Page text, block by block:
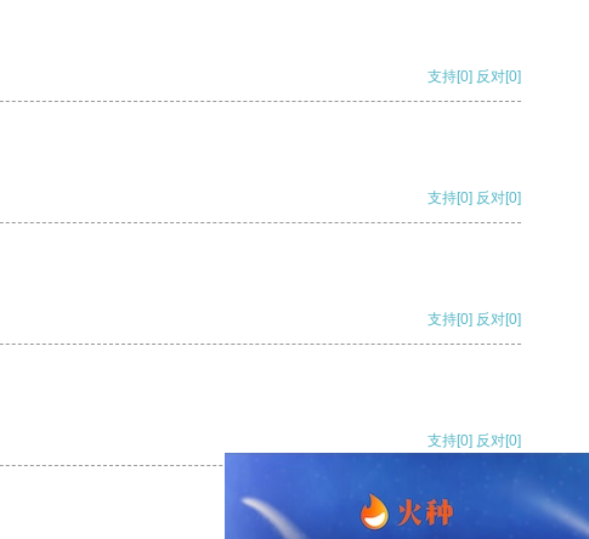
支持[0] 反对[0]
支持[0] 反对[0]
支持[0] 反对[0]
支持[0] 反对[0]